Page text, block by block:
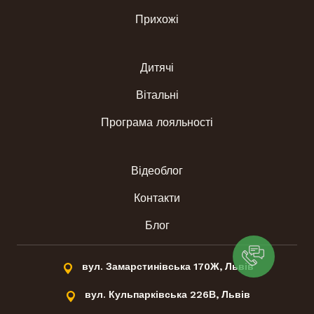
Прихожі
Дитячі
Вітальні
Програма лояльності
Відеоблог
Контакти
Блог
вул. Замарстинівська 170Ж, Львів
вул. Кульпарківська 226В, Львів